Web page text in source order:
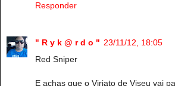
Responder
" R y k @ r d o " 23/11/12, 18:05
Red Sniper
E achas que o Viriato de Viseu vai